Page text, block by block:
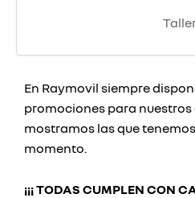
En Raymovil siempre
promociones para nuestros
mostramos las que
momento.
¡¡¡ TODAS CUMPLEN CON